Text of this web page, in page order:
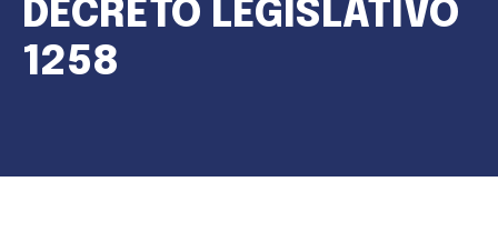
DECRETO LEGISLATIVO
1258